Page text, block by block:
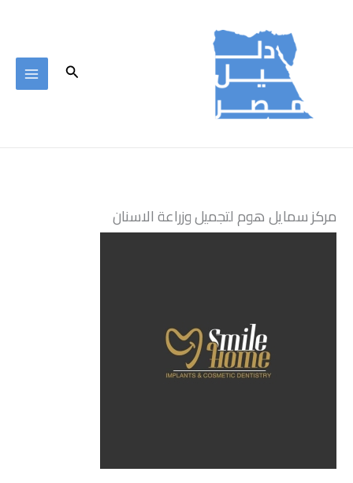
البحث
مركز سمايل هوم لتجميل وزراعة الاسنان